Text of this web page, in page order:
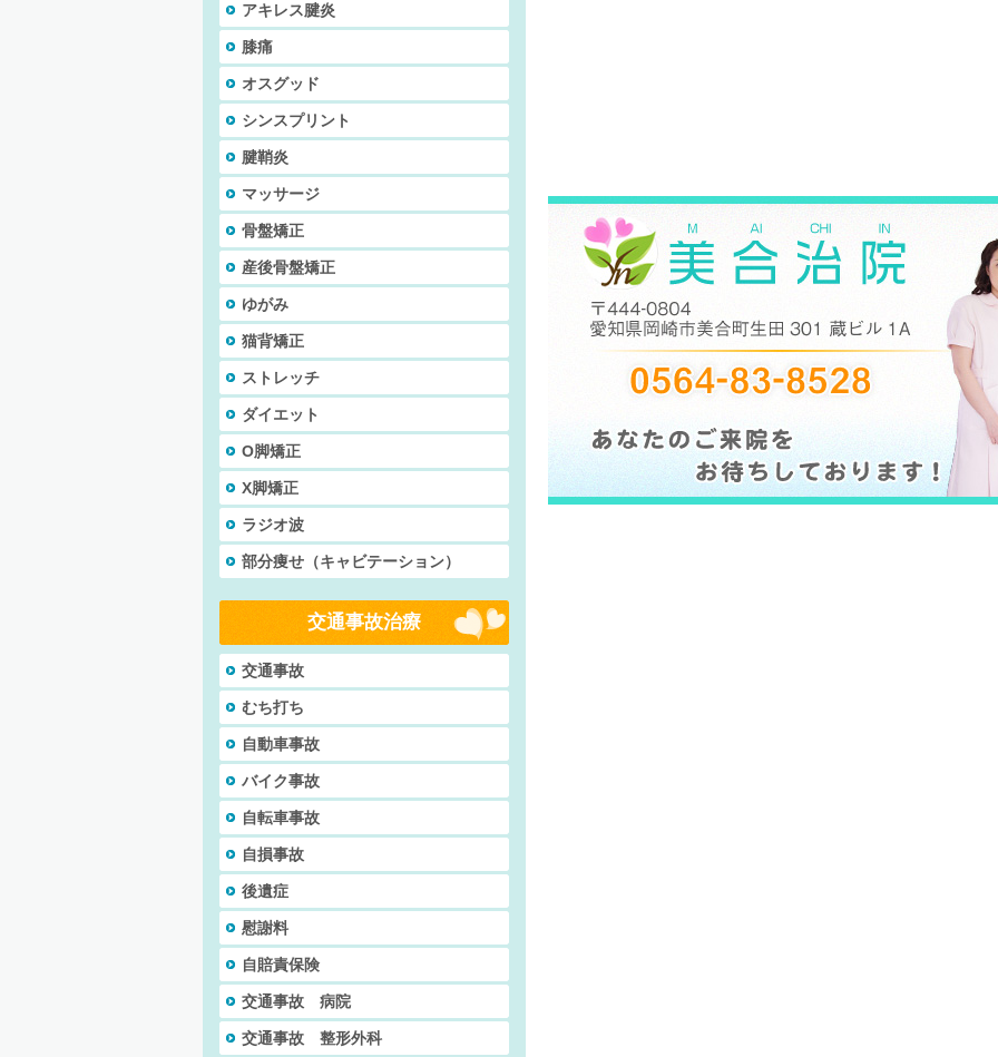
アキレス腱炎
膝痛
オスグッド
シンスプリント
腱鞘炎
マッサージ
骨盤矯正
産後骨盤矯正
ゆがみ
猫背矯正
ストレッチ
ダイエット
O脚矯正
X脚矯正
ラジオ波
部分痩せ（キャビテーション）
交通事故治療
交通事故
むち打ち
自動車事故
バイク事故
自転車事故
自損事故
後遺症
慰謝料
自賠責保険
交通事故 病院
交通事故 整形外科